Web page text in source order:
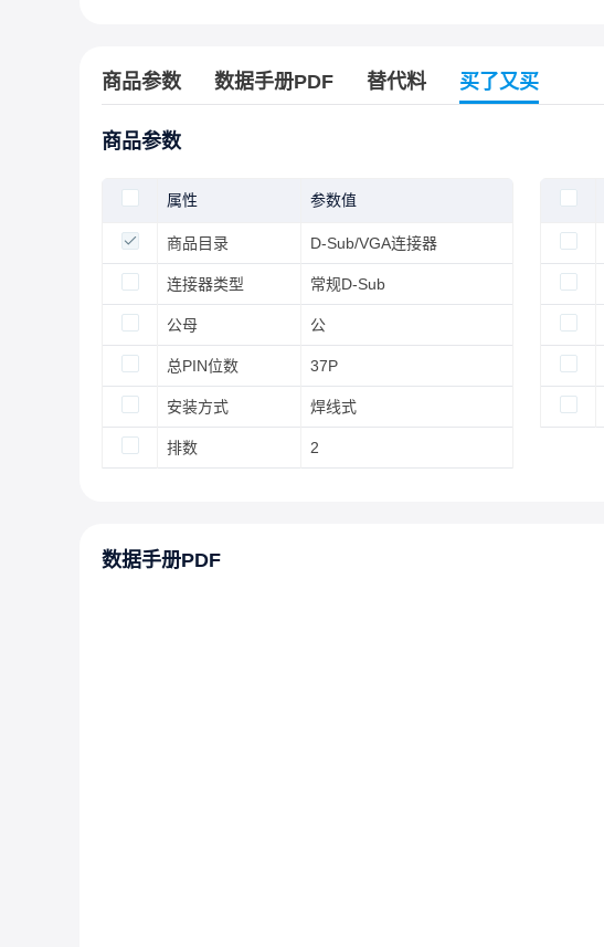
商品参数 数据手册PDF 替代料 买了又买
商品参数
属性 参数值
商品目录 D-Sub/VGA连接器
连接器类型 常规D-Sub
公母 公
总PIN位数 37P
安装方式 焊线式
排数 2
数据手册PDF